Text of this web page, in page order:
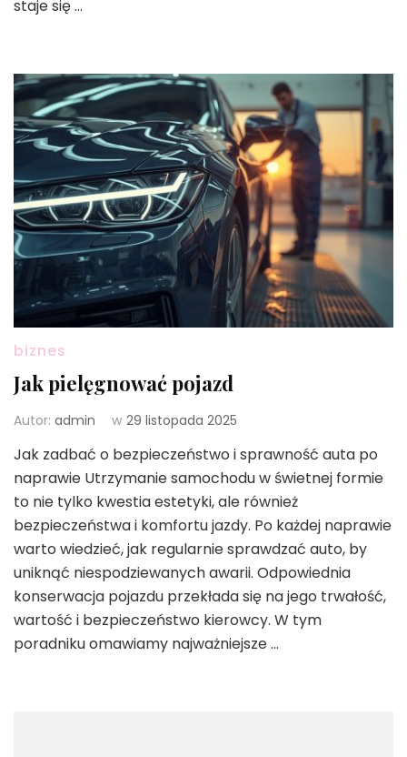
staje się …
biznes
Jak pielęgnować pojazd
Autor: admin w 29 listopada 2025
Jak zadbać o bezpieczeństwo i sprawność auta po
naprawie Utrzymanie samochodu w świetnej formie
to nie tylko kwestia estetyki, ale również
bezpieczeństwa i komfortu jazdy. Po każdej naprawie
warto wiedzieć, jak regularnie sprawdzać auto, by
uniknąć niespodziewanych awarii. Odpowiednia
konserwacja pojazdu przekłada się na jego trwałość,
wartość i bezpieczeństwo kierowcy. W tym
poradniku omawiamy najważniejsze …